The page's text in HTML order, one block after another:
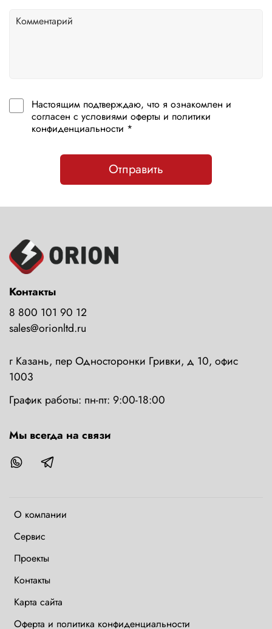
Настоящим подтверждаю, что я ознакомлен и
согласен с условиями оферты и политики
конфиденциальности *
Отправить
О компании
Сервис
Проекты
Контакты
Карта сайта
Оферта и политика конфиденциальности
Контакты
8 800 101 90 12
sales@orionltd.ru
г Казань, пер Односторонки Гривки, д 10, офис
1003
График работы: пн-пт: 9:00-18:00
Мы всегда на связи